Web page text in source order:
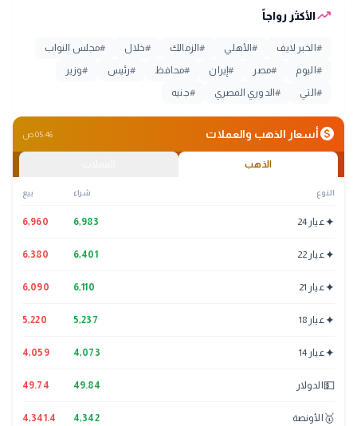
trending_upالأكثر رواجاً
# الخبر لايف #الأهلي #الزمالك #خلال #مجلس النواب
# اليوم #مصر #إيران #محافظ #رئيس #وزير
# التي #الدوري المصري #جنيه
monetization_onأسعار الذهب والعملات 05:46 ص
الذهب
النوع شراء بيع
✦عيار 24 6,983
6,960
✦عيار 22 6,401
6,380
✦عيار 21 6,110
6,090
✦عيار 18 5,237
5,220
✦عيار 14 4,073
4,059
💵 الدولار 49.84
49.74
🥇 الأونصة 4,342
4,341.4